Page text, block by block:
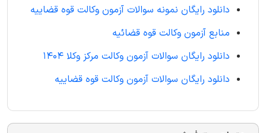
دانلود رایگان نمونه سوالات آزمون وکالت قوه قضاییه
منابع آزمون وکالت قوه قضائیه
دانلود رایگان سوالات آزمون وکالت مرکز وکلا 1404
دانلود رایگان سوالات آزمون وکالت قوه قضاییه